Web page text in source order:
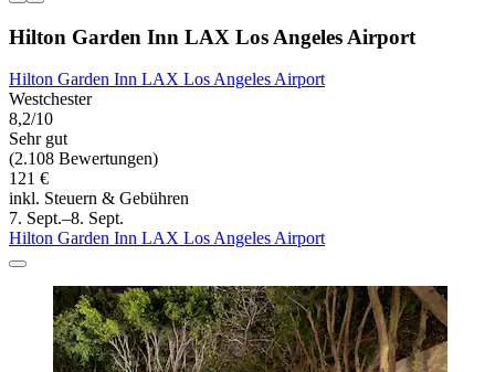
Hilton Garden Inn LAX Los Angeles Airport
Hilton Garden Inn LAX Los Angeles Airport
Westchester
8,2/10
Sehr gut
(2.108 Bewertungen)
121 €
inkl. Steuern & Gebühren
7. Sept.–8. Sept.
Hilton Garden Inn LAX Los Angeles Airport